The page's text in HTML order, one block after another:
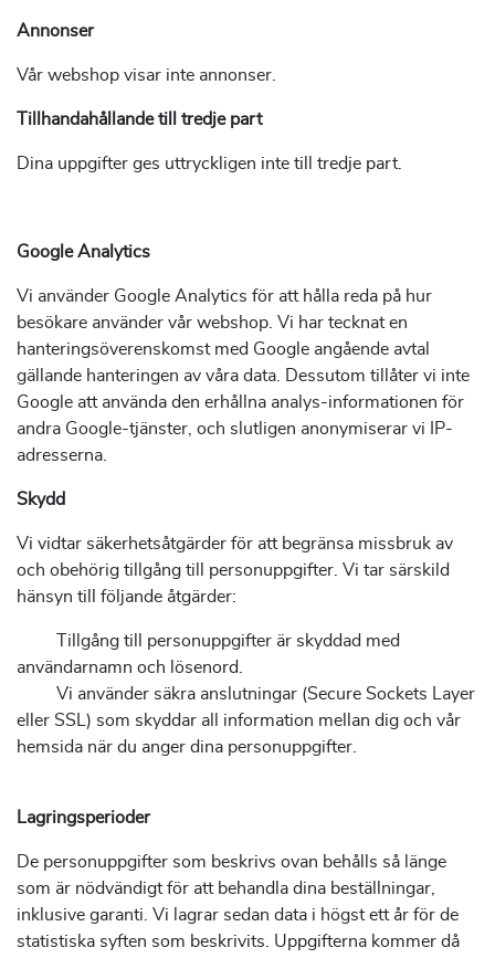
Annonser
Vår webshop visar inte annonser.
Tillhandahållande till tredje part
Dina uppgifter ges uttryckligen inte till tredje part.
Google Analytics
Vi använder Google Analytics för att hålla reda på hur
besökare använder vår webshop. Vi har tecknat en
hanteringsöverenskomst med Google angående avtal
gällande hanteringen av våra data. Dessutom tillåter vi inte
Google att använda den erhållna analys-informationen för
andra Google-tjänster, och slutligen anonymiserar vi IP-
adresserna.
Skydd
Vi vidtar säkerhetsåtgärder för att begränsa missbruk av
och obehörig tillgång till personuppgifter. Vi tar särskild
hänsyn till följande åtgärder:
Tillgång till personuppgifter är skyddad med
användarnamn och lösenord.
Vi använder säkra anslutningar (Secure Sockets Layer
eller SSL) som skyddar all information mellan dig och vår
hemsida när du anger dina personuppgifter.
Lagringsperioder
De personuppgifter som beskrivs ovan behålls så länge
som är nödvändigt för att behandla dina beställningar,
inklusive garanti. Vi lagrar sedan data i högst ett år för de
statistiska syften som beskrivits. Uppgifterna kommer då